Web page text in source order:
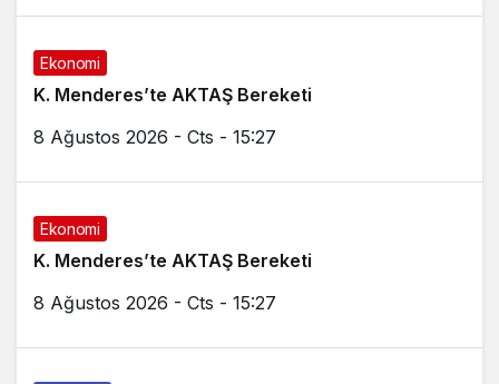
Ekonomi
K. Menderes’te AKTAŞ Bereketi
8 Ağustos 2026 - Cts - 15:27
Ekonomi
K. Menderes’te AKTAŞ Bereketi
8 Ağustos 2026 - Cts - 15:27